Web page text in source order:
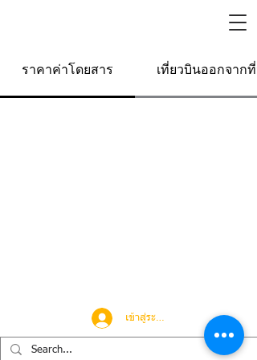
ราคาค่าโดยสาร เที่ยวบินออกจากที่นี่
เข้าสู่ระบบ